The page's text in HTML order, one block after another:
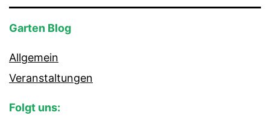
Garten Blog
Allgemein
Veranstaltungen
Folgt uns: